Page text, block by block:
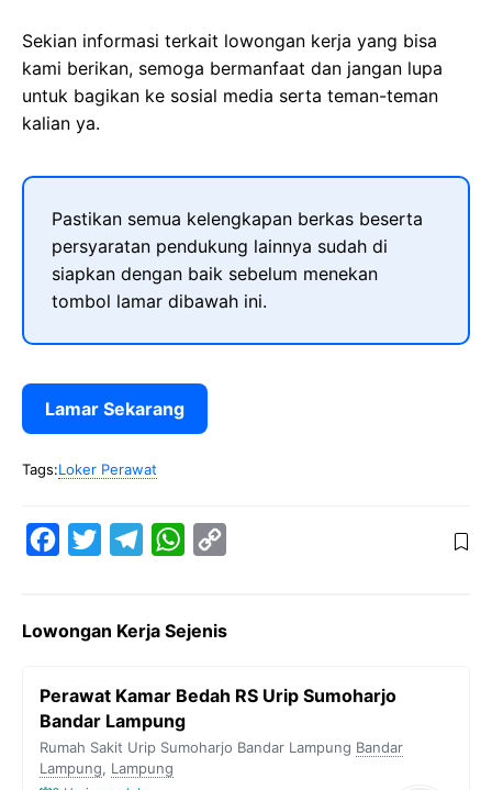
Sekian informasi terkait lowongan kerja yang bisa
kami berikan, semoga bermanfaat dan jangan lupa
untuk bagikan ke sosial media serta teman-teman
kalian ya.
Pastikan semua kelengkapan berkas beserta
persyaratan pendukung lainnya sudah di
siapkan dengan baik sebelum menekan
tombol lamar dibawah ini.
Lamar Sekarang
Tags:Loker Perawat
e
o
k
t
e
e
r
a
m
W
t
A
y
i
Lowongan Kerja Sejenis
Perawat Kamar Bedah RS Urip Sumoharjo
Bandar Lampung
Rumah Sakit Urip Sumoharjo Bandar Lampung Bandar
Lampung, Lampung